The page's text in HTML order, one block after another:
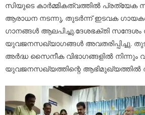
സിയുടെ കാർമ്മികത്വത്തിൽ പ്രത്യേക
ആരാധന നടന്നു, തുടർന്ന് ഇടവക
ഗാനങ്ങൾ ആലപിച്ചു.ദേശഭക്തി
യുവജനസഖ്യാഗങ്ങൾ അവതരിപ്പിച്ചു.
അർദ്ധ സൈനീക വിഭാഗങ്ങളിൽ നിന്നും
യുവജനസഖ്യത്തിന്റെ ആഭിമുഖ്യത്തിൽ